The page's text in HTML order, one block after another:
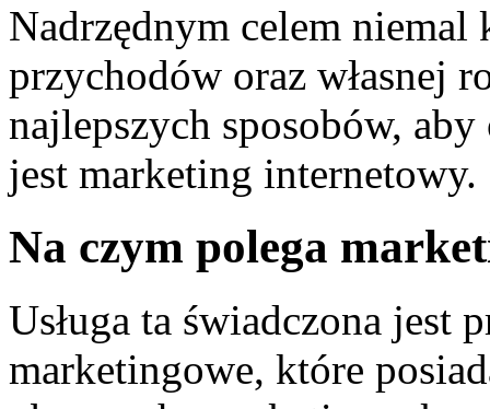
Nadrzędnym celem niemal
przychodów oraz własnej
najlepszych sposobów,
jest marketing internetowy.
Na czym polega
Usługa ta świadczona jest
marketingowe, które